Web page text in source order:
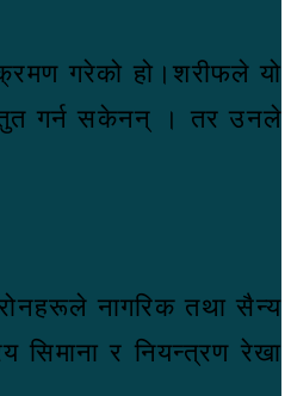
गरेको हो।शरीफले यो
गर्न सकेनन् । तर उनले
नागरिक तथा सैन्य
सिमाना र नियन्त्रण रेखा